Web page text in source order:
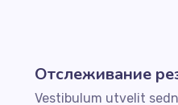
Отслеживание
Vestibulum utvelit